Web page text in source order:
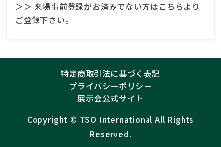
＞＞ 来場事前登録がお済みでない方はこちらより
ご登録下さい。
特定商取引法に基づく表記
プライバシーポリシー
展示会公式サイト
Copyright ©︎ TSO International All Rights
Reserved.